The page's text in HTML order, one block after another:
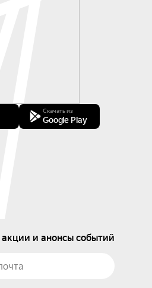
Скачать из
Google Play
и анонсы событий